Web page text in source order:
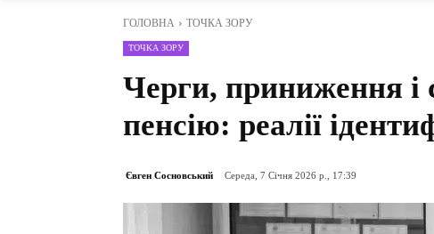
ГОЛОВНА ТОЧКА ЗОРУ
ТОЧКА ЗОРУ
Черги, приниження і
пенсію: реалії
Євген Сосновський Середа, 7 Січня 2026 р., 17:39